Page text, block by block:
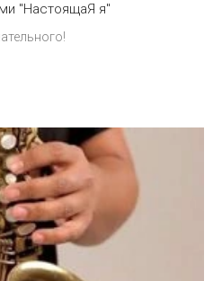
"НастоящаЯ я"